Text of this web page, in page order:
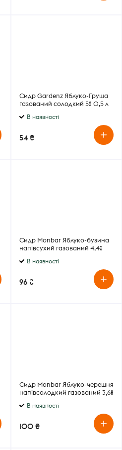
Сидр Gardenz Яблуко-Груша
газований солодкий 5% 0,5 л
В наявності
54 ₴
Сидр Monbar Яблуко-бузина
напівсухий газований 4,4%
В наявності
96 ₴
Сидр Monbar Яблуко-черешня
напівсолодкий газований 3,6%
В наявності
100 ₴